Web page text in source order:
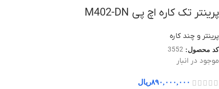
پرینتر تک کاره اچ پی M402-DN
پرینتر و چند کاره
کد محصول: 3552
موجود در انبار
۸۹۰,۰۰۰,۰۰۰ریال